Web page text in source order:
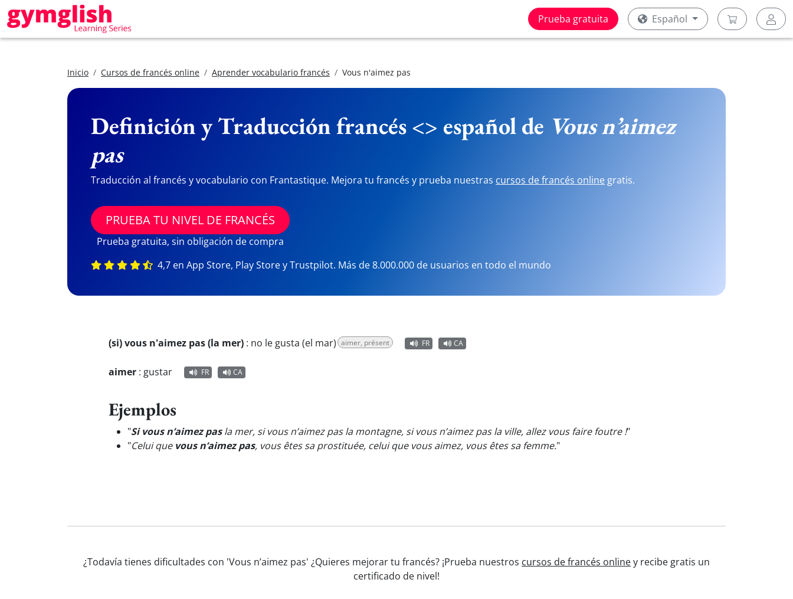
Prueba gratuita Español
Inicio Cursos de francés online Aprender vocabulario francés Vous n'aimez pas
Definición y Traducción francés <> español de Vous n’aimez
pas
Traducción al francés y vocabulario con Frantastique. Mejora tu francés y prueba nuestras cursos de francés online gratis.
PRUEBA TU NIVEL DE FRANCÉS
Prueba gratuita, sin obligación de compra
4,7 en App Store, Play Store y Trustpilot. Más de 8.000.000 de usuarios en todo el mundo
(si) vous n'aimez pas (la mer) : no le gusta (el mar) aimer, présent FR CA
aimer : gustar FR CA
Ejemplos
"Si vous n’aimez pasla mer, si vous n’aimez pas la montagne, si vous n’aimez pas la ville, allez vous faire foutre !"
"Celui que vous n’aimez pas, vous êtes sa prostituée, celui que vous aimez, vous êtes sa femme."
¿Todavía tienes dificultades con 'Vous n’aimez pas' ¿Quieres mejorar tu francés? ¡Prueba nuestros cursos de francés onliney recibe gratis un
certificado de nivel!